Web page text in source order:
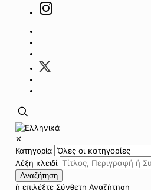
✕
Κατηγορία
Λέξη κλειδί
Αναζήτηση
ή επιλέξτε Σύνθετη Αναζήτηση